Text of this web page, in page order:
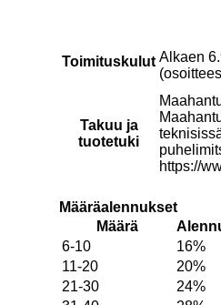
Toimituskulut Alkaen
Takuu ja
tuotetuki
https://
Määräalennukset
Määrä
6-10
16%
11-20
20%
21-30
24%